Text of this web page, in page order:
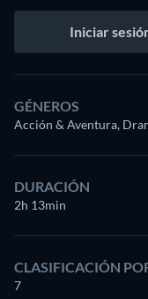
Iniciar
GÉNEROS
Acción & Aventura,
DURACIÓN
2h 13min
CLASIFICACIÓN
7